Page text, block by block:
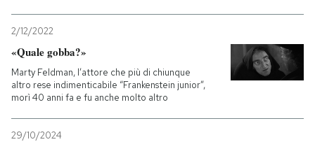
2/12/2022
«Quale gobba?»
Marty Feldman, l’attore che più di chiunque
altro rese indimenticabile “Frankenstein junior”,
morì 40 anni fa e fu anche molto altro
29/10/2024